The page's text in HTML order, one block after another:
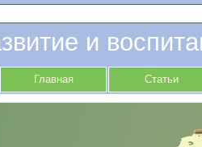
и
Главная Статьи